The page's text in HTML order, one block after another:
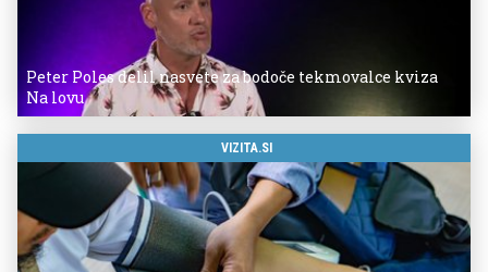
Peter Poles delil nasvete za bodoče tekmovalce kviza
Na lovu
VIZITA.SI